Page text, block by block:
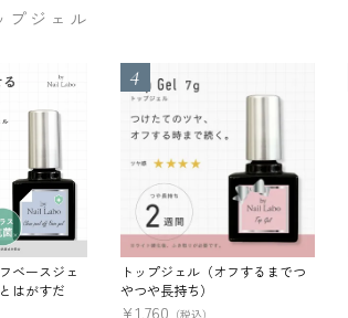
プジェル
ベースジェ
はがすだ
トップジェル（オフするまでつ
やつや長持ち）
¥1,760 （税込）